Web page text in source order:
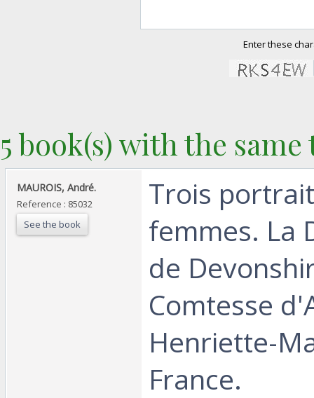
Enter these
5 book(s) with the
‎MAUROIS, André.‎
Reference : 85032
See the book
‎Trois
femmes. La
de
Comtesse
Henriette-
France.‎